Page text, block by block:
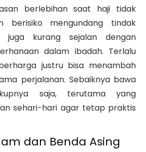
berlebihan saat haji tidak
berisiko mengundang tindak
juga kurang sejalan dengan
dalam ibadah. Terlalu
justru bisa menambah
perjalanan. Sebaiknya bawa
saja, terutama yang
sehari-hari agar tetap praktis
dan Benda Asing